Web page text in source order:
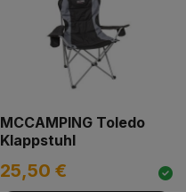
MCCAMPING Toledo
Klappstuhl
25,50 €